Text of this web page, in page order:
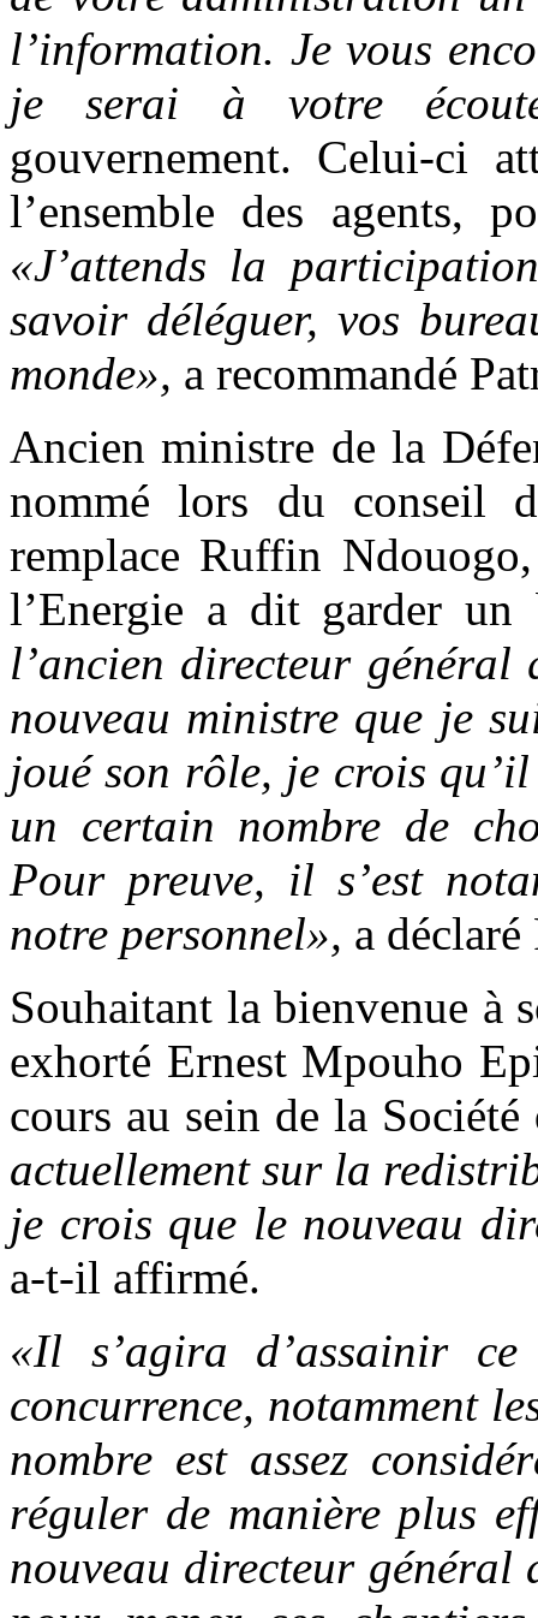
l’information. Je vous
je serai à votre
gouvernement. Celui-ci
l’ensemble des agents,
«J’attends la
savoir déléguer, vos
monde», a recommandé
Ancien ministre de la
nommé lors du conseil
remplace Ruffin
l’Energie a dit garder
l’ancien directeur général
nouveau ministre que je
joué son rôle, je crois
un certain nombre de
Pour preuve, il s’est
notre personnel», a
Souhaitant la bienvenue à
exhorté Ernest Mpouho
cours au sein de la
actuellement sur la
je crois que le nouveau
a-t-il affirmé.
«Il s’agira d’assainir
concurrence, notamment
nombre est assez
réguler de manière plus
nouveau directeur général